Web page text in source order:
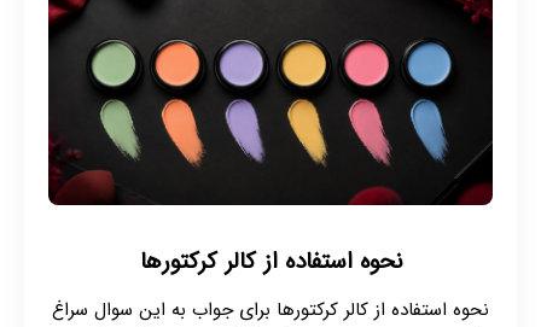
نحوه استفاده از کالر کرکتورها
نحوه استفاده از کالر کرکتورها برای جواب به این سوال سراغ